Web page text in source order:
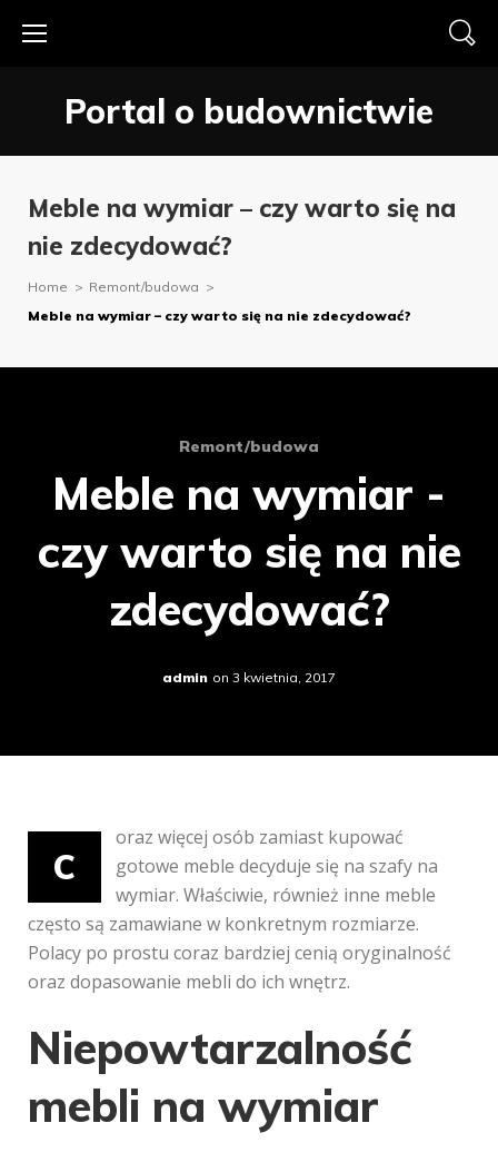
Portal o budownictwie
Meble na wymiar – czy warto się na
nie zdecydować?
Home > Remont/budowa >
Meble na wymiar – czy warto się na nie zdecydować?
Remont/budowa
Meble na wymiar -
czy warto się na nie
zdecydować?
admin on 3 kwietnia, 2017
C
oraz więcej osób zamiast kupować
gotowe meble decyduje się na szafy na
wymiar. Właściwie, również inne meble
często są zamawiane w konkretnym rozmiarze.
Polacy po prostu coraz bardziej cenią oryginalność
oraz dopasowanie mebli do ich wnętrz.
Niepowtarzalność
mebli na wymiar